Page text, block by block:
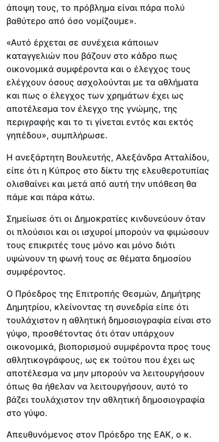
άποψη τους, το πρόβλημα είναι πάρα πολύ
βαθύτερο από όσο νομίζουμε».
«Αυτό έρχεται σε συνέχεια κάποιων
καταγγελιών που βάζουν στο κάδρο πως
οικονομικά συμφέροντα και ο έλεγχος τους
ελέγχουν όσους ασχολούνται με τα αθλήματα
και πως ο έλεγχος των χρημάτων έχει ως
αποτέλεσμα τον έλεγχο της γνώμης, της
περιγραφής και το τι γίνεται εντός και εκτός
γηπέδου», συμπλήρωσε.
Η ανεξάρτητη Βουλευτής, Αλεξάνδρα Ατταλίδου,
είπε ότι η Κύπρος στο δίκτυ της ελευθεροτυπίας
ολισθαίνει και μετά από αυτή την υπόθεση θα
πάμε και πάρα κάτω.
Σημείωσε ότι οι Δημοκρατίες κινδυνεύουν όταν
οι πλούσιοι και οι ισχυροί μπορούν να φιμώσουν
τους επικριτές τους μόνο και μόνο διότι
υψώνουν τη φωνή τους σε θέματα δημοσίου
συμφέροντος.
Ο Πρόεδρος της Επιτροπής Θεσμών, Δημήτρης
Δημητρίου, κλείνοντας τη συνεδρία είπε ότι
τουλάχιστον η αθλητική δημοσιογραφία είναι στο
γύψο, προσθέτοντας ότι όταν υπάρχουν
οικονομικά, βιοπορισμού συμφέροντα προς τους
αθλητικογράφους, ως εκ τούτου που έχει ως
αποτέλεσμα να μην μπορούν να λειτουργήσουν
όπως θα ήθελαν να λειτουργήσουν, αυτό το
βάζει τουλάχιστον την αθλητική δημοσιογραφία
στο γύψο.
Απευθυνόμενος στον Πρόεδρο της ΕΑΚ, ο κ.